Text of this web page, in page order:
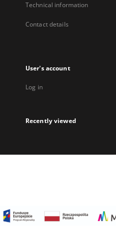
Technical information
Contact details
User's account
Log in
Recently viewed